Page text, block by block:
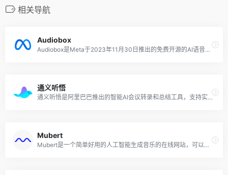
相关导航
Audiobox
Audiobox是Meta于2023年11月30日推出的免费开源的AI语音和声音生成模型，12月11日上线在线网页版本，用户可免费体验该模型的能力。Audiobox是Meta最新一代的音频生成模型，可以结合使用语音输入和自然语言文本提示来生成语音和音效，从而可以轻松地为各种用例创建逼真的自定义音频。
通义听悟
通义听悟是阿里巴巴推出的智能AI会议转录和总结工具，支持实时双语翻译字幕，一键高亮要点，智能提炼总结，高效记录、整理和共享音视频内容。多种字幕形态随心切换，自动区分发言人，总结关键词、议程、摘要、待办事项和问题。支持一键导出和公开分享。
Mubert
Mubert是一个简单好用的人工智能生成音乐的在线网站，可以帮助创作者将AI生成的音乐应用于视频内容、播客和应用程序等。用户只需在Mubert Render网页上，可以输入任何文本描述内容，如风格、流派或情绪的名称，该AI音乐生成器将生成一条持续时间长达 25 分钟的合适曲目。